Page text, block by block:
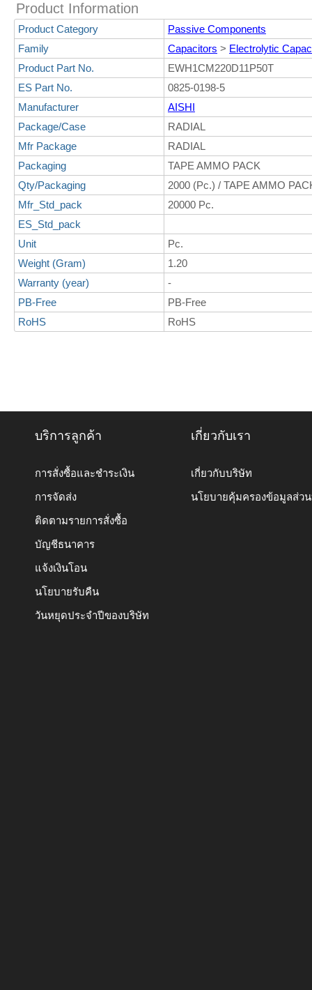
Product Information
Product Category
Passive Components
Family
Capacitors > Electrolytic
Product Part No.
EWH1CM220D11P50T
ES Part No.
0825-0198-5
Manufacturer
AISHI
Package/Case
RADIAL
Mfr Package
RADIAL
Packaging
TAPE AMMO PACK
Qty/Packaging
2000 (Pc.) / TAPE AMMO
Mfr_Std_pack
20000 Pc.
ES_Std_pack
Unit
Pc.
Weight (Gram)
1.20
Warranty (year)
-
PB-Free
PB-Free
RoHS
RoHS
บริการลูกค้า
การสั่งซื้อและชำระเงิน
การจัดส่ง
ติดตามรายการสั่งซื้อ
บัญชีธนาคาร
แจ้งเงินโอน
นโยบายรับคืน
วันหยุดประจำปีของบริษัท
เกี่ยวกับเรา
เกี่ยวกับบริษัท
นโยบายคุ้มครองข้อมูลส่ว